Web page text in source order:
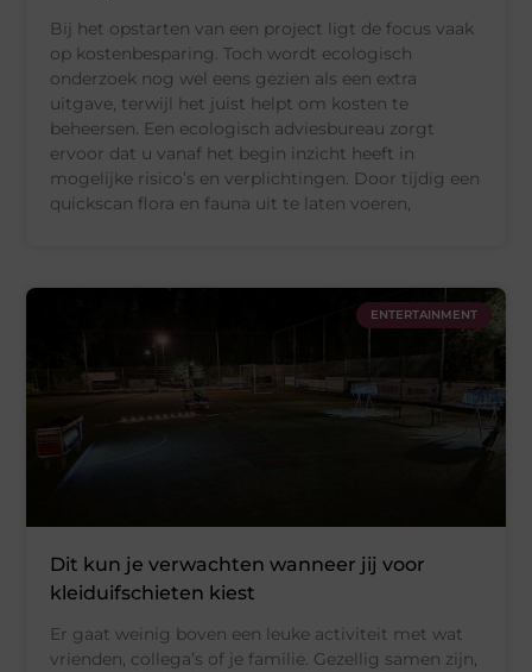
Bij het opstarten van een project ligt de focus vaak
op kostenbesparing. Toch wordt ecologisch
onderzoek nog wel eens gezien als een extra
uitgave, terwijl het juist helpt om kosten te
beheersen. Een ecologisch adviesbureau zorgt
ervoor dat u vanaf het begin inzicht heeft in
mogelijke risico’s en verplichtingen. Door tijdig een
quickscan flora en fauna uit te laten voeren,
ENTERTAINMENT
Dit kun je verwachten wanneer jij voor
kleiduifschieten kiest
Er gaat weinig boven een leuke activiteit met wat
vrienden, collega’s of je familie. Gezellig samen zijn,